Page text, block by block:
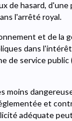
de hasard,
l'arrêté royal.
et de la
dans
de service public
moins
et
adéquate